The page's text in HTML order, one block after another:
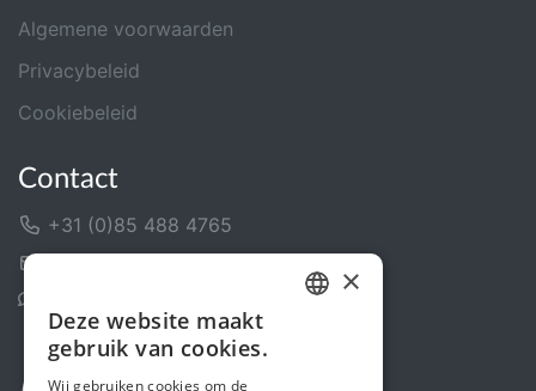
Algemene voorwaarden
Privacybeleid
Cookiebeleid
Contact
+31 (0)85 488 4765
×
Deze website maakt
gebruik van cookies.
Wij gebruiken cookies om de